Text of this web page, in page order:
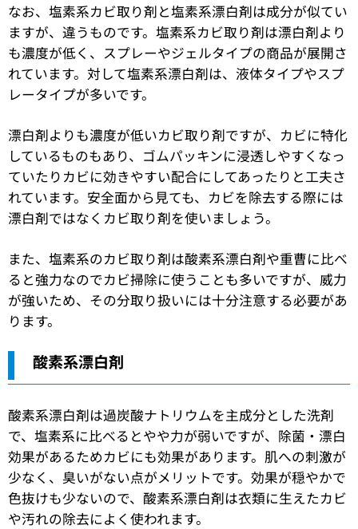
なお、塩素系カビ取り剤と塩素系漂白剤は成分が似てい
ますが、違うものです。塩素系カビ取り剤は漂白剤より
も濃度が低く、スプレーやジェルタイプの商品が展開さ
れています。対して塩素系漂白剤は、液体タイプやスプ
レータイプが多いです。
漂白剤よりも濃度が低いカビ取り剤ですが、カビに特化
しているものもあり、ゴムパッキンに浸透しやすくなっ
ていたりカビに効きやすい配合にしてあったりと工夫さ
れています。安全面から見ても、カビを除去する際には
漂白剤ではなくカビ取り剤を使いましょう。
また、塩素系のカビ取り剤は酸素系漂白剤や重曹に比べ
ると強力なのでカビ掃除に使うことも多いですが、威力
が強いため、その分取り扱いには十分注意する必要があ
ります。
酸素系漂白剤
酸素系漂白剤は過炭酸ナトリウムを主成分とした洗剤
で、塩素系に比べるとやや力が弱いですが、除菌・漂白
効果があるためカビにも効果があります。肌への刺激が
少なく、臭いがない点がメリットです。効果が穏やかで
色抜けも少ないので、酸素系漂白剤は衣類に生えたカビ
や汚れの除去によく使われます。